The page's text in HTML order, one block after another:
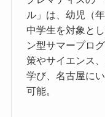
ル」は、幼児（
中学生を対象と
ン型サマープロ
策やサイエンス
学び、名古屋に
可能。